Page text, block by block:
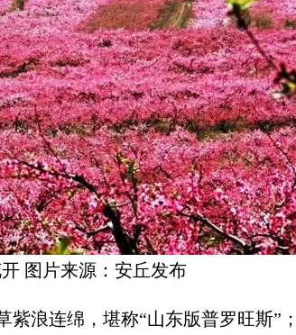
图片来源：安丘发布
连绵，堪称“山东版普罗旺斯”